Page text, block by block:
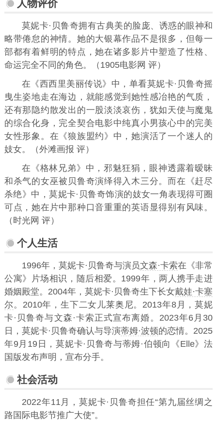
人物评价
莫妮卡·贝鲁奇拥有古典美的脸庞、诱惑的眼神和
略带倦怠的神情。她的大银幕作品不是很多，但每一
部都有着鲜明的特点，她在诸多影片中塑造了性格、
命运完全不同的角色。（1905电影网 评）
在《西西里美丽传说》中，单看莫妮卡·贝鲁奇摇
曳生姿地走在海边，就能感觉到她性感冶艳的气质，
还有那隐约散发出的一股淡淡哀伤，犹如天使与魔鬼
的综合化身，完全契合电影中纯真小男孩心中的完美
女性形象。在《狼族盟约》中，她演活了一个迷人的
妓女。（外滩画报 评）
在《格林兄弟》中，邪魅狂狷，眼神透露着暧昧
和杀气的女巫被贝鲁奇演绎得入木三分。而在《赶尽
杀绝》中，莫妮卡·贝鲁奇饰演的妓女一角表现得可圈
可点，她在片中那种口音重重的英语显得别有风味。
（时光网 评）
个人生活
1996年，莫妮卡·贝鲁奇与演员文森·卡索在《非常
公寓》片场相识，随后相爱。1999年，两人携手走进
婚姻殿堂。2004年，莫妮卡·贝鲁奇生下长女戴娃·卡塞
尔。2010年，生下二女儿莱奥尼。2013年8月，莫妮
卡·贝鲁奇与文森·卡索正式宣布离婚。2023年6月30
日，莫妮卡·贝鲁奇确认与导演蒂姆·波顿的恋情。2025
年9月19日，莫妮卡·贝鲁奇与蒂姆·伯顿向《Elle》法
国版发布声明，宣布分手。
社会活动
2022年11月，莫妮卡·贝鲁奇担任“第九届丝绸之
路国际电影节推广大使”。